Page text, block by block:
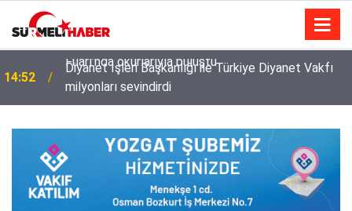
14:52
Diyanet İşleri Başkanlığı ile Türkiye Diyanet Vakfı
milyonları sevindirdi